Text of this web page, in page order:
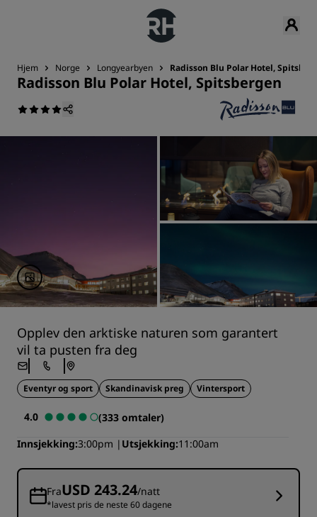
Hjem Norge Longyearbyen Radisson Blu Polar Hotel,
Radisson Blu Polar Hotel, Spitsbergen
Opplev den arktiske naturen som garantert
vil ta pusten fra deg
Eventyr og sport Skandinavisk preg Vintersport
4.0
(333 omtaler)
Innsjekking 3:00pm Utsjekking 11:00am
FraUSD 243.24/natt
*lavest pris de neste 60 dagene